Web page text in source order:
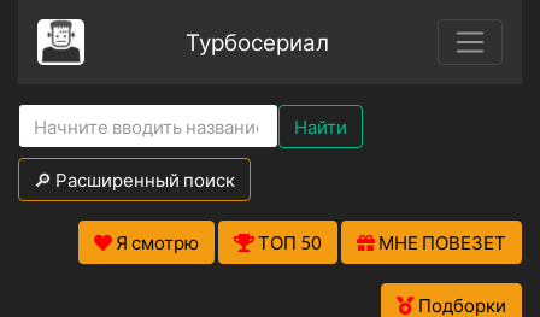
Турбосериал
Найти
🔎 Расширенный поиск
Я смотрю ТОП 50 МНЕ ПОВЕЗЕТ
Подборки